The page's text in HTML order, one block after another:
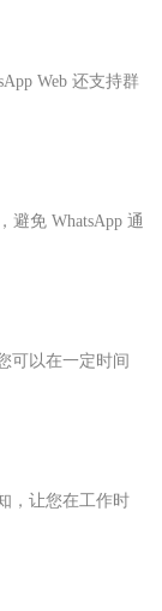
Web 还支持群
避免 WhatsApp 通
可以在一定时间
，让您在工作时